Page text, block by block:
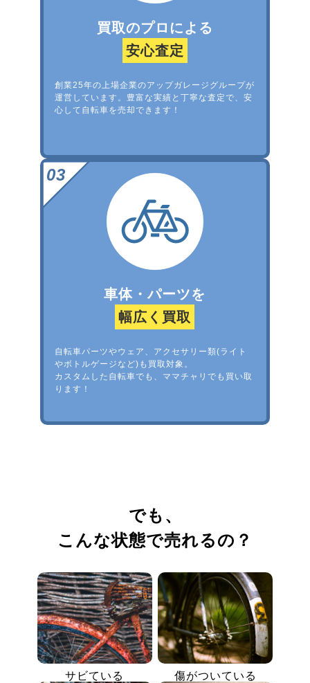
買取のプロによる
安心査定
創業25年の上場企業のアップガレージグループが
運営しています。豊富な実績と丁寧な査定で、安
心して自転車を売却できます！
車体・パーツを
幅広く買取
自転車パーツやウェア、アクセサリー類(ライト
やボトルゲージなど)も買取対象。
カスタムした自転車でも、ママチャリでも買い取
ります！
でも、
こんな状態で売れるの？
サビている 傷がついている